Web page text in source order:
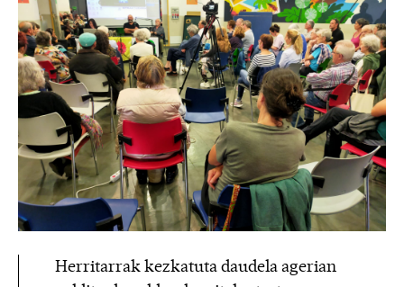
Herritarrak kezkatuta daudela agerian